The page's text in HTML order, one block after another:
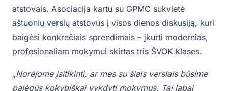
atstovais. Asociacija kartu su GPMC sukvietė
aštuonių verslų atstovus į visos dienos diskusiją, kuri
baigėsi konkrečiais sprendimais – įkurti modernias,
profesionaliam mokymui skirtas tris ŠVOK klases.
„Norėjome įsitikinti, ar mes su šiais verslais būsime
pajėgūs kokybiškai vykdyti mokymus. Tai labai